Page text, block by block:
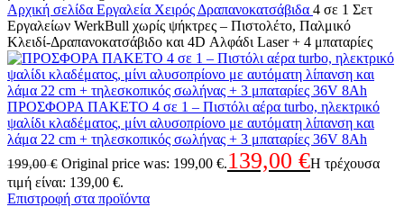
Αρχική σελίδα Εργαλεία Χειρός Δραπανοκατσάβιδα 4 σε 1 Σετ
Εργαλείων WerkBull χωρίς ψήκτρες – Πιστολέτο, Παλμικό
Κλειδί-Δραπανοκατσάβιδο και 4D Αλφάδι Laser + 4 μπαταρίες
ΠΡΟΣΦΟΡΑ ΠΑΚΕΤΟ 4 σε 1 – Πιστόλι αέρα turbo, ηλεκτρικό
ψαλίδι κλαδέματος, μίνι αλυσοπρίονο με αυτόματη λίπανση και
λάμα 22 cm + τηλεσκοπικός σωλήνας + 3 μπαταρίες 36V 8Ah
199,00€ Original price was: 199,00 €.139,00 €Η τρέχουσα
τιμή είναι: 139,00 €.
Επιστροφή στα προϊόντα